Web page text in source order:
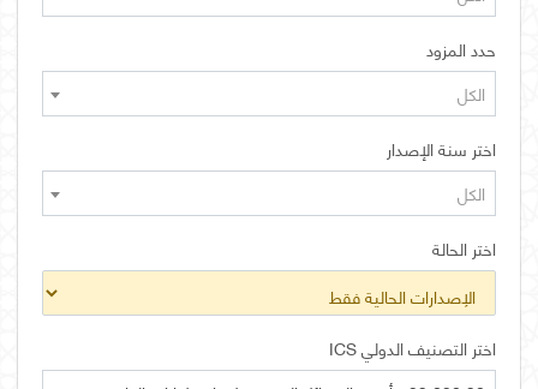
حدد المزود
الكل
اختر سنة الإصدار
الكل
اختر الحالة
اختر التصنيف الدولي ICS